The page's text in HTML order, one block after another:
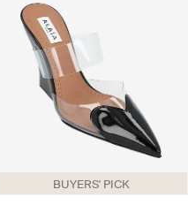
BUYERS' PICK